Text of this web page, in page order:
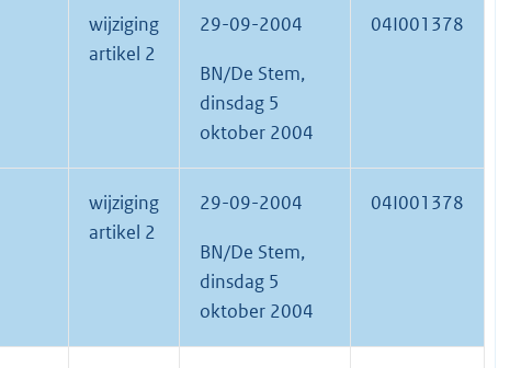
wijziging
artikel 2
29-09-2004
BN/De Stem,
dinsdag 5
oktober 2004
04I001378
wijziging
artikel 2
29-09-2004
BN/De Stem,
dinsdag 5
oktober 2004
04I001378